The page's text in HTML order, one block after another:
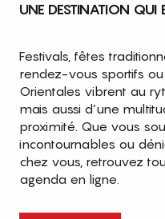
UNE DESTINATION QUI
Festivals, fêtes
rendez-vous sportifs ou
Orientales vibrent au
mais aussi d’une
proximité. Que vous
incontournables ou
chez vous, retrouvez
agenda en ligne.
Top des
cet été dans
Entre mer